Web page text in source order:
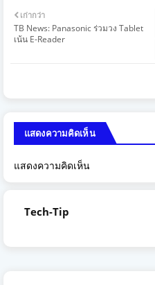
เก่ากว่า
TB News: Panasonic ร่วมวง Tablet
เน้น E-Reader
แสดงความคิดเห็น
แสดงความคิดเห็น
Tech-Tip